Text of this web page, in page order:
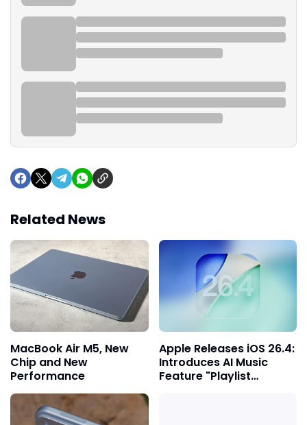
Related News
MacBook Air M5, New
Chip and New
Performance
Apple Releases iOS 26.4:
Introduces AI Music
Feature "Playlist